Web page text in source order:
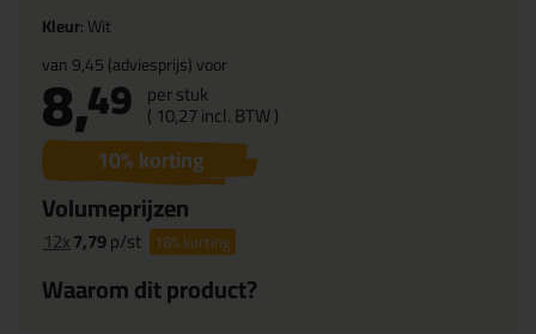
Kleur: Wit
van9,45(adviesprijs) voor
8,49 per stuk
( 10,27incl. BTW )
10% korting
Volumeprijzen
12x7,79p/st 18%korting
Waarom dit product?